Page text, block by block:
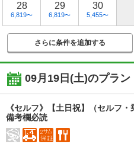
28
6,819〜
29
6,819〜
30
5,455〜
さらに条件を追加する
09月19日(土)のプラン
《セルフ》【土日祝】（セル
備考欄必読